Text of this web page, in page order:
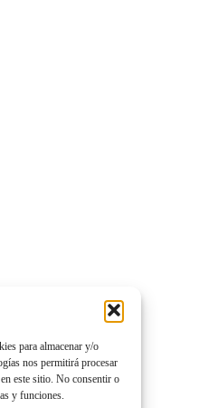
para almacenar y/o
nos permitirá procesar
este sitio. No consentir o
y funciones.